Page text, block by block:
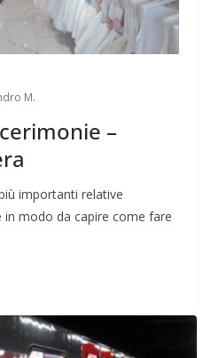
M.
–
importanti relative
in modo da capire come fare